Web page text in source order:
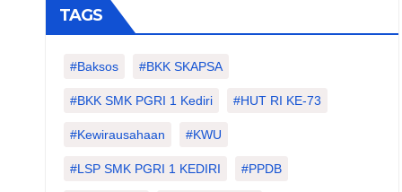
TAGS
#Baksos #BKK SKAPSA
#BKK SMK PGRI 1 Kediri #HUT RI KE-73
#kewirausahaan #KWU
#LSP SMK PGRI 1 KEDIRI #PPDB